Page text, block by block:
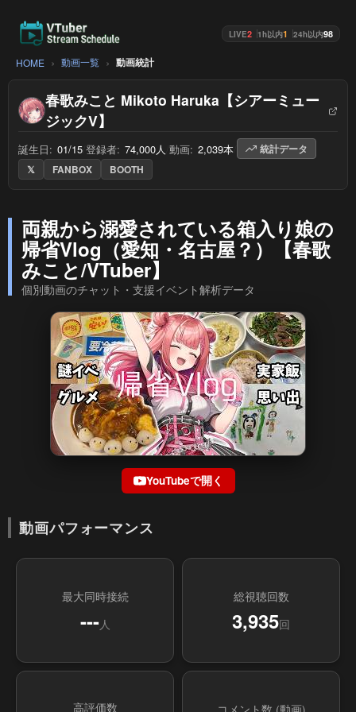
LIVE2 1h以内1 24h以内98
HOME 動画一覧 動画統計
春歌みこと Mikoto Haruka【シアーミュー
ジックV】
誕生日: 01/15 登録者: 74,000人 動画: 2,039本
統計データ
𝕏
FANBOX BOOTH
両親から溺愛されている箱入り娘の
帰省Vlog（愛知・名古屋？）【春歌
みこと/VTuber】
個別動画のチャット・支援イベント解析データ
YouTubeで開く
動画パフォーマンス
最大同時接続
---人
総視聴回数
3,935回
高評価数 コメント数 (動画)